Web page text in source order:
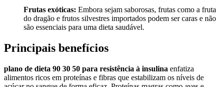
Frutas exóticas: Embora sejam saborosas, frutas como a fruta
do dragão e frutos silvestres importados podem ser caras e não
são essenciais para uma dieta saudável.
Principais benefícios
plano de dieta 90 30 50 para resistência à insulina enfatiza
alimentos ricos em proteínas e fibras que estabilizam os níveis de